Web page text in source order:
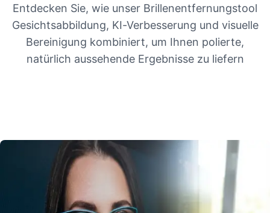
Entdecken Sie, wie unser Brillenentfernungstool
Gesichtsabbildung, KI-Verbesserung und visuelle
Bereinigung kombiniert, um Ihnen polierte,
natürlich aussehende Ergebnisse zu liefern